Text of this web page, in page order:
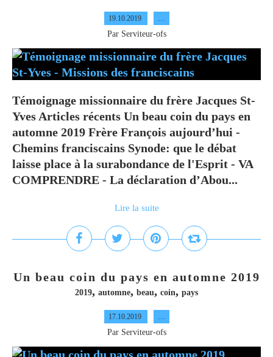
19.10.2019 …
Par Serviteur-ofs
Témoignage missionnaire du frère Jacques St-
Yves Articles récents Un beau coin du pays en
automne 2019 Frère François aujourd’hui -
Chemins franciscains Synode: que le débat
laisse place à la surabondance de l'Esprit - VA
COMPRENDRE - La déclaration d’Abou...
Lire la suite
Un beau coin du pays en automne 2019
2019, automne, beau, coin, pays
17.10.2019 …
Par Serviteur-ofs